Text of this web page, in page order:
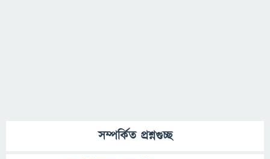
সম্পর্কিত প্রশ্নগুচ্ছ